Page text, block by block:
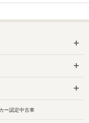
ー認定中古車